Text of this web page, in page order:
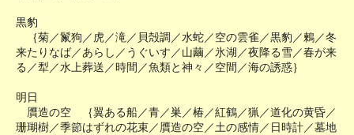
黒豹
｛菊／鬣狗／虎／滝／貝殻調／水蛇／空の雲雀／黒豹／鶫／冬
来たりなば／あらし／うぐいす／山繭／氷湖／夜降る雪／春が来
る／犁／水上葬送／時間／魚類と神々／空間／海の誘惑｝
明日
贋造の空 ｛翼ある船／青／巣／椿／紅鶴／猟／道化の黄昏／
珊瑚樹／季節はずれの花束／贋造の空／土の感情／日時計／墓地